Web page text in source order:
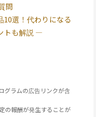
問
10選！代わりになる
トも解説 —
ラムの広告リンクが含
の報酬が発生することが